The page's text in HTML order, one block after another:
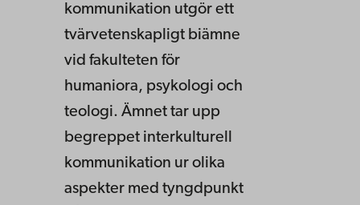
kommunikation utgör ett
tvärvetenskapligt biämne
vid fakulteten för
humaniora, psykologi och
teologi. Ämnet tar upp
begreppet interkulturell
kommunikation ur olika
aspekter med tyngdpunkt